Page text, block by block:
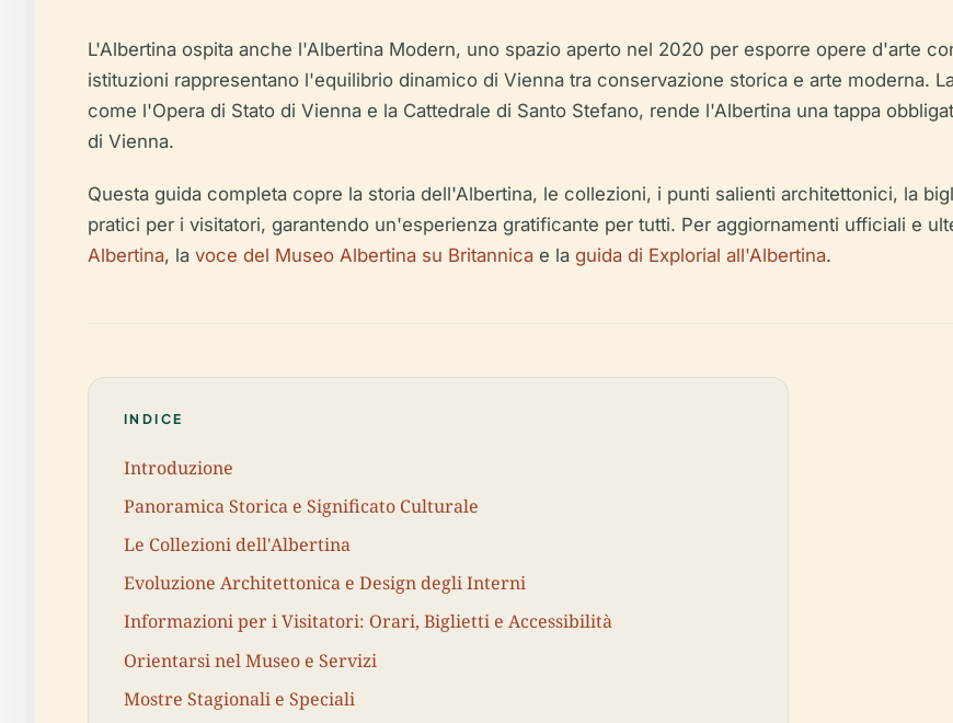
L'Albertina ospita anche l'Albertina Modern, uno spazio aperto nel 2020 per esporre opere d'arte
istituzioni rappresentano l'equilibrio dinamico di Vienna tra conservazione storica e arte moderna.
come l'Opera di Stato di Vienna e la Cattedrale di Santo Stefano, rende l'Albertina una tappa
di Vienna.
Questa guida completa copre la storia dell'Albertina, le collezioni, i punti salienti architettonici, la
pratici per i visitatori, garantendo un'esperienza gratificante per tutti. Per aggiornamenti ufficiali e
Albertina, la voce del Museo Albertina su Britannica e la guida di Explorial all'Albertina.
INDICE
Introduzione
Panoramica Storica e Significato Culturale
Le Collezioni dell'Albertina
Evoluzione Architettonica e Design degli Interni
Informazioni per i Visitatori: Orari, Biglietti e Accessibilità
Orientarsi nel Museo e Servizi
Mostre Stagionali e Speciali